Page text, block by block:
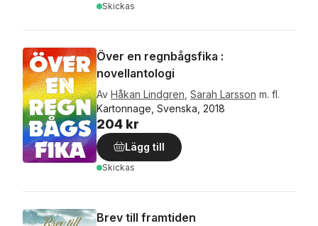
Skickas
Över en regnbågsfika :
novellantologi
Av Håkan Lindgren, Sarah Larsson m. fl.
Kartonnage, Svenska, 2018
204 kr
Lägg till
Skickas
Brev till framtiden